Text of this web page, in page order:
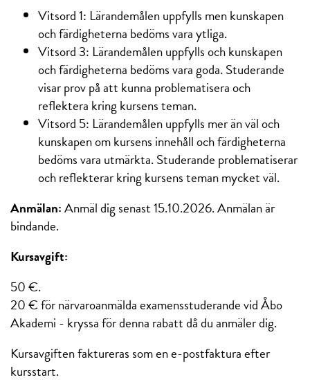
Vitsord 1: Lärandemålen uppfylls men kunskapen
och färdigheterna bedöms vara ytliga.
Vitsord 3: Lärandemålen uppfylls och kunskapen
och färdigheterna bedöms vara goda. Studerande
visar prov på att kunna problematisera och
reflektera kring kursens teman.
Vitsord 5: Lärandemålen uppfylls mer än väl och
kunskapen om kursens innehåll och färdigheterna
bedöms vara utmärkta. Studerande problematiserar
och reflekterar kring kursens teman mycket väl.
Anmälan:Anmäl dig senast 15.10.2026. Anmälan är
bindande.
Kursavgift:
50 €.
20 € för närvaroanmälda examensstuderande vid Åbo
Akademi - kryssa för denna rabatt då du anmäler dig.
Kursavgiften faktureras som en e-postfaktura efter
kursstart.